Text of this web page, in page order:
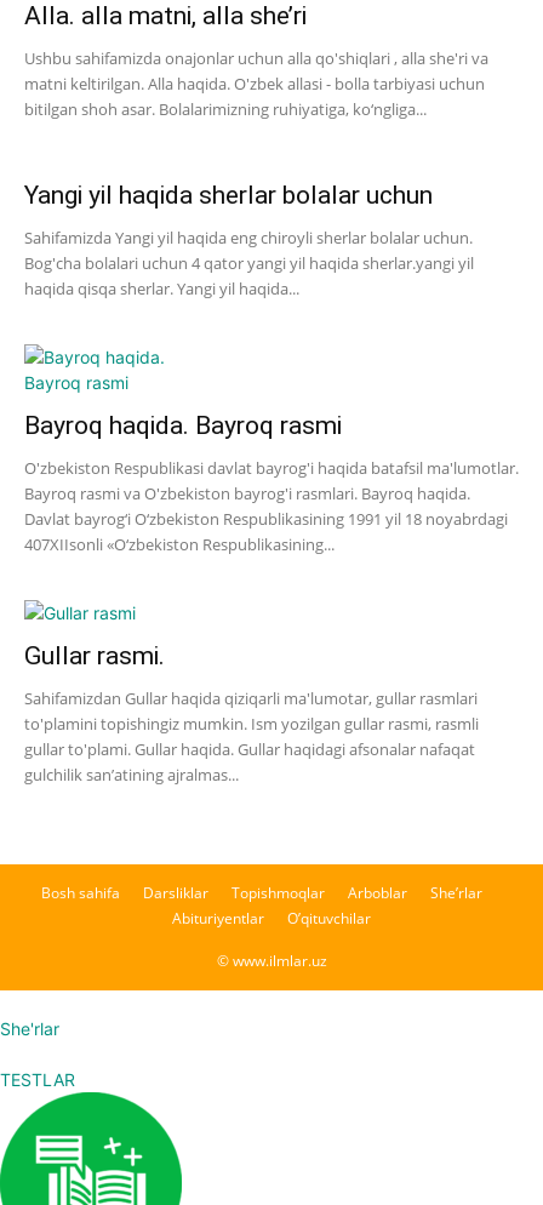
Alla. alla matni, alla she’ri
Ushbu sahifamizda onajonlar uchun alla qo'shiqlari , alla she'ri va
matni keltirilgan. Alla haqida. O'zbek allasi - bolla tarbiyasi uchun
bitilgan shoh asar. Bolalarimizning ruhiyatiga, ko‘ngliga...
Yangi yil haqida sherlar bolalar uchun
Sahifamizda Yangi yil haqida eng chiroyli sherlar bolalar uchun.
Bog'cha bolalari uchun 4 qator yangi yil haqida sherlar.yangi yil
haqida qisqa sherlar. Yangi yil haqida...
Bayroq haqida. Bayroq rasmi
O'zbekiston Respublikasi davlat bayrog'i haqida batafsil ma'lumotlar.
Bayroq rasmi va O'zbekiston bayrog'i rasmlari. Bayroq haqida.
Davlat bayrog‘i O‘zbekiston Respublikasining 1991 yil 18 noyabrdagi
407­XII­sonli «O‘zbekiston Respublikasining...
Gullar rasmi.
Sahifamizdan Gullar haqida qiziqarli ma'lumotar, gullar rasmlari
to'plamini topishingiz mumkin. Ism yozilgan gullar rasmi, rasmli
gullar to'plami. Gullar haqida. Gullar haqidagi afsonalar nafaqat
gulchilik san’atining ajralmas...
Bosh sahifa Darsliklar Topishmoqlar Arboblar
She’rlar
Abituriyentlar
O’qituvchilar
© www.ilmlar.uz
She'rlar
TESTLAR